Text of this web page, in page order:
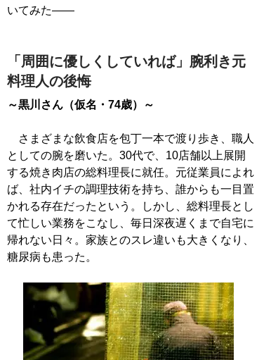
いてみた――
「周囲に優しくしていれば」腕利き元
料理人の後悔
～黒川さん（仮名・74歳）～
さまざまな飲食店を包丁一本で渡り歩き、職人
としての腕を磨いた。30代で、10店舗以上展開
する焼き肉店の総料理長に就任。元従業員によれ
ば、社内イチの調理技術を持ち、誰からも一目置
かれる存在だったという。しかし、総料理長とし
て忙しい業務をこなし、毎日深夜遅くまで自宅に
帰れない日々。家族とのスレ違いも大きくなり、
糖尿病も患った。